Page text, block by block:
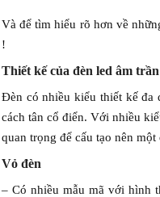
Và để tìm hiểu rõ hơn về
!
Thiết kế của đèn led âm
Đèn có nhiều kiểu thiết kế đa
cách tân cổ điển. Với nhiều
quan trọng để cấu tạo nên một
Vỏ đèn
– Có nhiều mẫu mã với hình